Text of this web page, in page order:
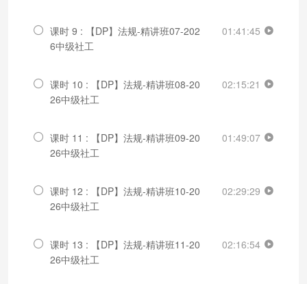
课时 9 : 【DP】法规-精讲班07-202
6中级社工
01:41:45
课时 10 : 【DP】法规-精讲班08-20
26中级社工
02:15:21
课时 11 : 【DP】法规-精讲班09-20
26中级社工
01:49:07
课时 12 : 【DP】法规-精讲班10-20
26中级社工
02:29:29
课时 13 : 【DP】法规-精讲班11-20
26中级社工
02:16:54